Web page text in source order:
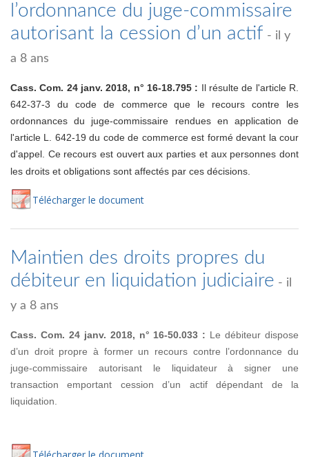
l’ordonnance du juge-commissaire
autorisant la cession d’un actif - il y
a 8 ans
Cass. Com. 24 janv. 2018, n° 16-18.795 : Il résulte de l'article R.
642-37-3 du code de commerce que le recours contre les
ordonnances du juge-commissaire rendues en application de
l'article L. 642-19 du code de commerce est formé devant la cour
d'appel. Ce recours est ouvert aux parties et aux personnes dont
les droits et obligations sont affectés par ces décisions.
Télécharger le document
Maintien des droits propres du
débiteur en liquidation judiciaire - il
y a 8 ans
Cass. Com. 24 janv. 2018, n° 16-50.033 : Le débiteur dispose
d’un droit propre à former un recours contre l’ordonnance du
juge-commissaire autorisant le liquidateur à signer une
transaction emportant cession d’un actif dépendant de la
liquidation.